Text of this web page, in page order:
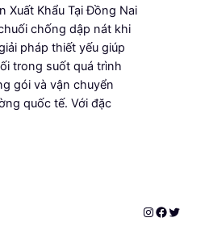
Xuất Khẩu Tại Đồng Nai
chống dập nát khi
pháp thiết yếu giúp
trong suốt quá trình
gói và vận chuyển
quốc tế. Với đặc
Instagram